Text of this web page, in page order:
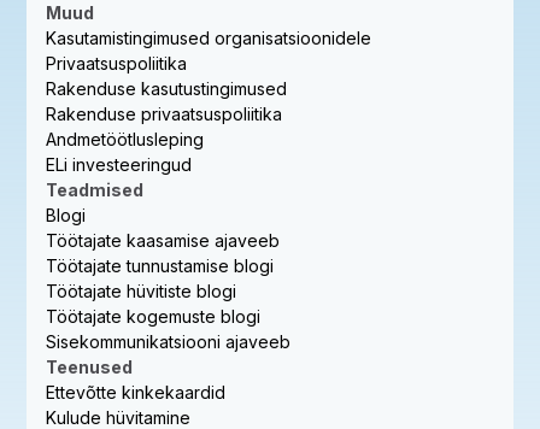
Muud
Kasutamistingimused organisatsioonidele
Privaatsuspoliitika
Rakenduse kasutustingimused
Rakenduse privaatsuspoliitika
Andmetöötlusleping
ELi investeeringud
Teadmised
Blogi
Töötajate kaasamise ajaveeb
Töötajate tunnustamise blogi
Töötajate hüvitiste blogi
Töötajate kogemuste blogi
Sisekommunikatsiooni ajaveeb
Teenused
Ettevõtte kinkekaardid
Kulude hüvitamine